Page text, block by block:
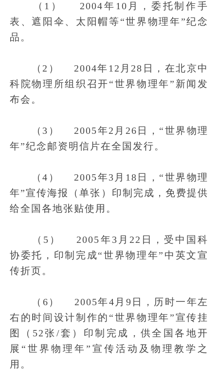
（1） 2004年10月，委托制作手
表、遮阳伞、太阳帽等“世界物理年”纪念
品。
（2） 2004年12月28日，在北京中
科院物理所组织召开“世界物理年”新闻发
布会。
（3） 2005年2月26日，“世界物理
年”纪念邮资明信片在全国发行。
（4） 2005年3月18日，“世界物理
年”宣传海报（单张）印制完成，免费提供
给全国各地张贴使用。
（5） 2005年3月22日，受中国科
协委托，印制完成“世界物理年”中英文宣
传折页。
（6） 2005年4月9日，历时一年左
右的时间设计制作的“世界物理年”宣传挂
图（52张/套）印制完成，供全国各地开
展“世界物理年”宣传活动及物理教学之
用。